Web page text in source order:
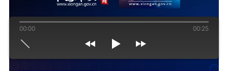
00:00 00:25